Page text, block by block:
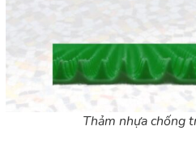
Thảm nhựa chống